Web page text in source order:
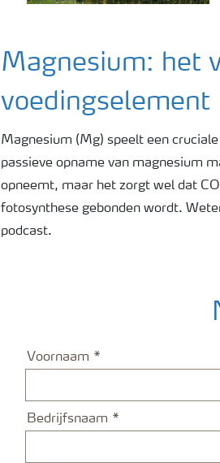
Magnesium: het
voedingselement
Magnesium (Mg) speelt een
passieve opname van magnesium
opneemt, maar het zorgt wel dat CO
fotosynthese gebonden wordt.
podcast.
Voornaam
Bedrijfsnaam